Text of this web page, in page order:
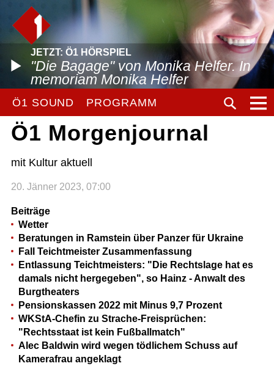
JETZT: Ö1 HÖRSPIEL
"Die Bagage" von Monika Helfer. In
memoriam Monika Helfer
Ö1 SOUND PROGRAMM
Ö1 Morgenjournal
mit Kultur aktuell
20. Jänner 2023, 07:00
Beiträge
Wetter
Beratungen in Ramstein über Panzer für Ukraine
Fall Teichtmeister Zusammenfassung
Entlassung Teichtmeisters: "Die Rechtslage hat es
damals nicht hergegeben", so Hainz - Anwalt des
Burgtheaters
Pensionskassen 2022 mit Minus 9,7 Prozent
WKStA-Chefin zu Strache-Freisprüchen:
"Rechtsstaat ist kein Fußballmatch"
Alec Baldwin wird wegen tödlichem Schuss auf
Kamerafrau angeklagt